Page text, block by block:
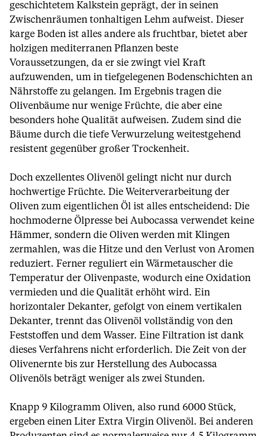
geschichtetem Kalkstein geprägt, der in seinen
Zwischenräumen tonhaltigen Lehm aufweist. Dieser
karge Boden ist alles andere als fruchtbar, bietet aber
holzigen mediterranen Pflanzen beste
Voraussetzungen, da er sie zwingt viel Kraft
aufzuwenden, um in tiefgelegenen Bodenschichten an
Nährstoffe zu gelangen. Im Ergebnis tragen die
Olivenbäume nur wenige Früchte, die aber eine
besonders hohe Qualität aufweisen. Zudem sind die
Bäume durch die tiefe Verwurzelung weitestgehend
resistent gegenüber großer Trockenheit.
Doch exzellentes Olivenöl gelingt nicht nur durch
hochwertige Früchte. Die Weiterverarbeitung der
Oliven zum eigentlichen Öl ist alles entscheidend: Die
hochmoderne Ölpresse bei Aubocassa verwendet keine
Hämmer, sondern die Oliven werden mit Klingen
zermahlen, was die Hitze und den Verlust von Aromen
reduziert. Ferner reguliert ein Wärmetauscher die
Temperatur der Olivenpaste, wodurch eine Oxidation
vermieden und die Qualität erhöht wird. Ein
horizontaler Dekanter, gefolgt von einem vertikalen
Dekanter, trennt das Olivenöl vollständig von den
Feststoffen und dem Wasser. Eine Filtration ist dank
dieses Verfahrens nicht erforderlich. Die Zeit von der
Olivenernte bis zur Herstellung des Aubocassa
Olivenöls beträgt weniger als zwei Stunden.
Knapp 9 Kilogramm Oliven, also rund 6000 Stück,
ergeben einen Liter Extra Virgin Olivenöl. Bei anderen